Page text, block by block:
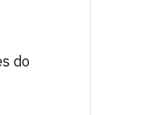
do